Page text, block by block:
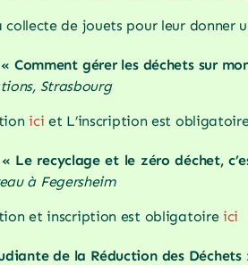
de jouets pour leur donner
Comment gérer les déchets sur
Strasbourg
ici et L’inscription est
« Le recyclage et le zéro déchet,
à Fegersheim
et inscription est obligatoire ici
de la Réduction des Déchets